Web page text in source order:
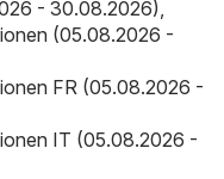
- 30.08.2026),
(05.08.2026 -
FR (05.08.2026 -
IT (05.08.2026 -